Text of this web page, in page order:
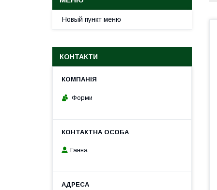
Новый пункт меню
КОНТАКТИ
Форми
Ганна